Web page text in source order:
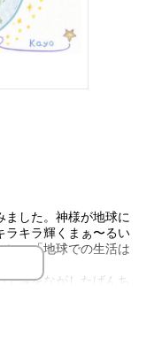
した。神様が地球に
ラキラ輝くまぁ〜るい
に、「地球での生活は
涙をながしたげんち
でお米を育てていま